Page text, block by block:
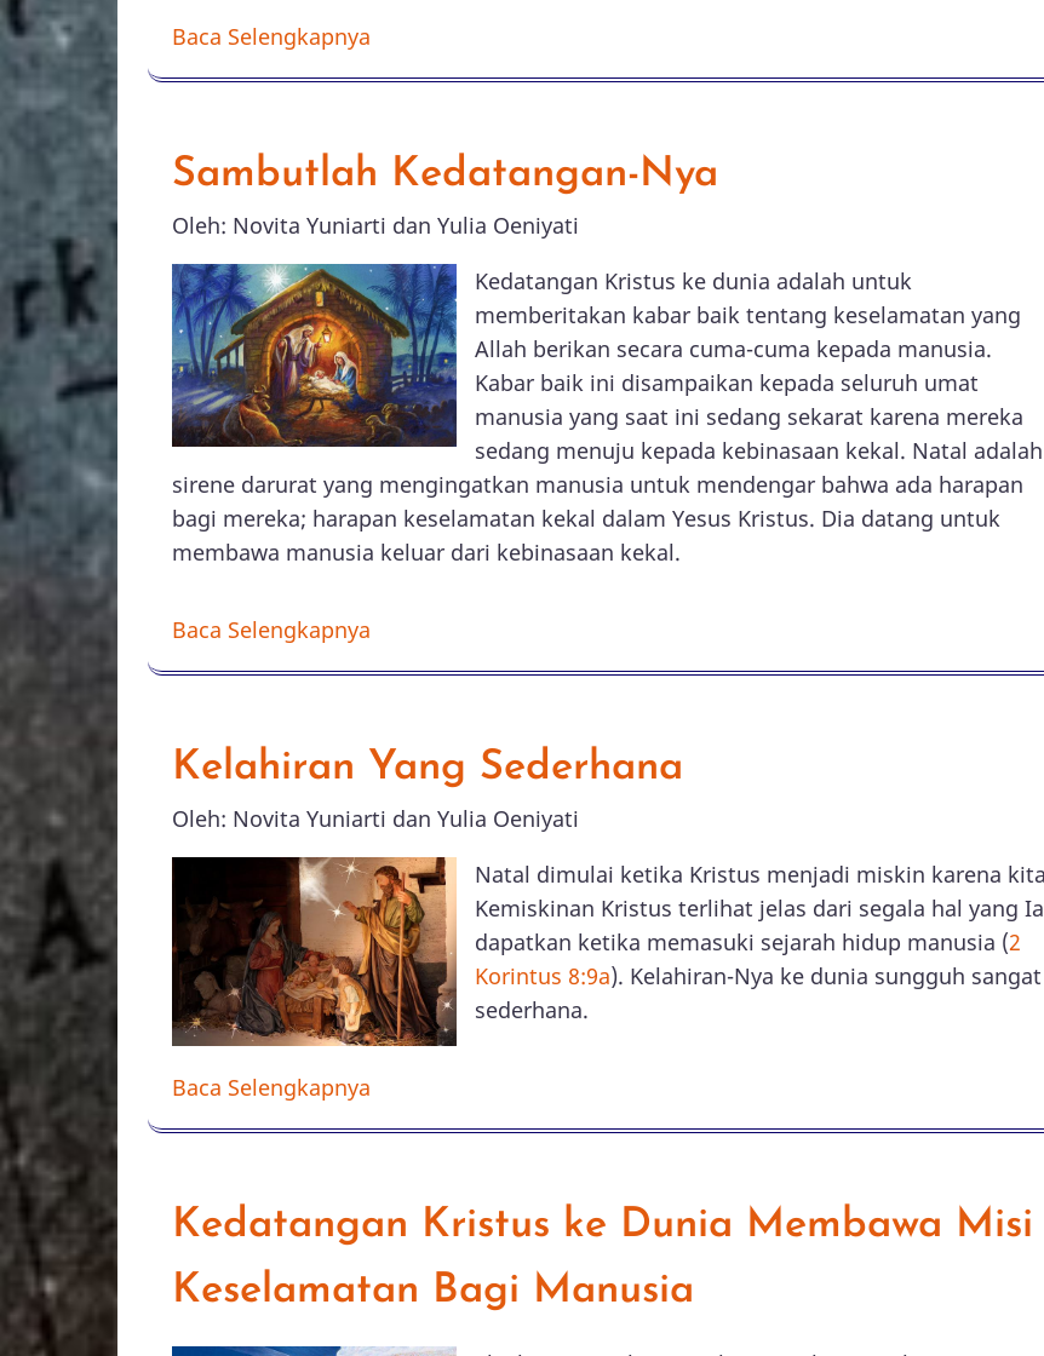
Sambutlah Kedatangan-Nya
Oleh: Novita Yuniarti dan Yulia Oeniyati
Kedatangan Kristus ke dunia adalah untuk
memberitakan kabar baik tentang keselamatan yang
Allah berikan secara cuma-cuma kepada manusia.
Kabar baik ini disampaikan kepada seluruh umat
manusia yang saat ini sedang sekarat karena mereka
sedang menuju kepada kebinasaan kekal. Natal adalah
sirene darurat yang mengingatkan manusia untuk mendengar bahwa ada harapan
bagi mereka; harapan keselamatan kekal dalam Yesus Kristus. Dia datang untuk
Kelahiran Yang Sederhana
Oleh: Novita Yuniarti dan Yulia Oeniyati
Natal dimulai ketika Kristus menjadi miskin karena kita.
Kemiskinan Kristus terlihat jelas dari segala hal yang Ia
dapatkan ketika memasuki sejarah hidup manusia (2
Korintus 8:9a
Kedatangan Kristus ke Dunia Membawa Misi
Keselamatan Bagi Manusia